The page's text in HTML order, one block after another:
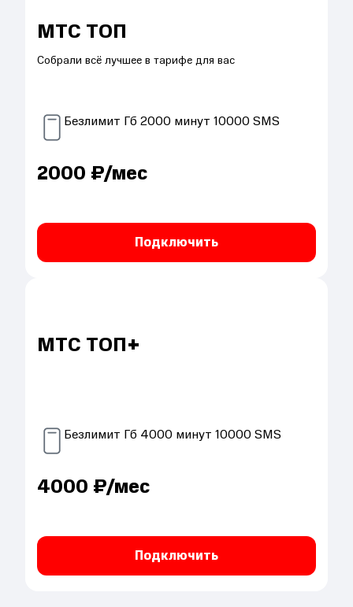
МТС ТОП
Собрали всё лучшее в тарифе для вас
Безлимит Гб 2000 минут 10000SMS
2000 ₽/мес
Подключить
МТС ТОП+
Безлимит Гб 4000 минут 10000SMS
4000 ₽/мес
Подключить